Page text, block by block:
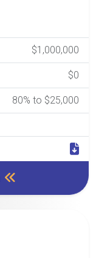
$1,000,000
$0
80% to $25,000